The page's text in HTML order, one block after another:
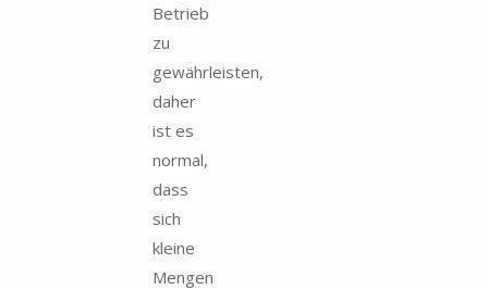
Betrieb
zu
gewährleisten,
daher
ist es
normal,
dass
sich
kleine
Mengen